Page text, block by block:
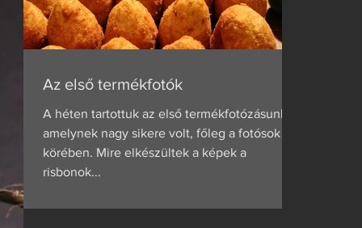
Az első termékfotók
A héten tartottuk az első termékfotózásunkat,
amelynek nagy sikere volt, főleg a fotósok
körében. Mire elkészültek a képek a
risbonok...